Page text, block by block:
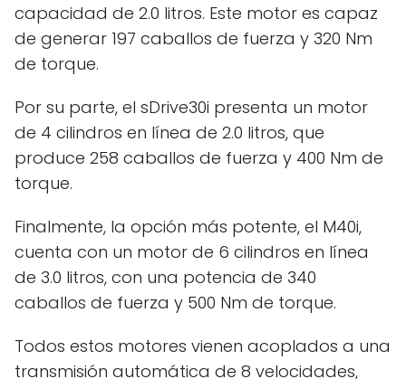
capacidad de 2.0 litros. Este motor es capaz
de generar 197 caballos de fuerza y 320 Nm
de torque.
Por su parte, el sDrive30i presenta un motor
de 4 cilindros en línea de 2.0 litros, que
produce 258 caballos de fuerza y 400 Nm de
torque.
Finalmente, la opción más potente, el M40i,
cuenta con un motor de 6 cilindros en línea
de 3.0 litros, con una potencia de 340
caballos de fuerza y 500 Nm de torque.
Todos estos motores vienen acoplados a una
transmisión automática de 8 velocidades,